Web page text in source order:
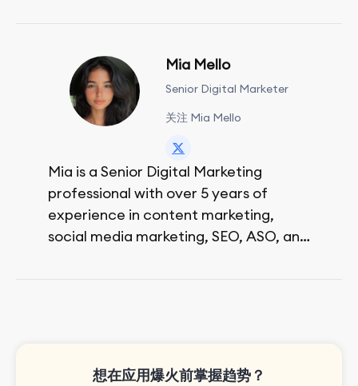
Mia Mello
Senior Digital Marketer
关注 Mia Mello
Mia is a Senior Digital Marketing
professional with over 5 years of
experience in content marketing,
social media marketing, SEO, ASO, and
想在应用爆火前掌握趋势？